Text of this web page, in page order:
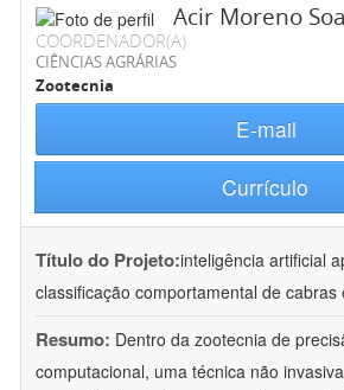
Acir Moreno
COORDENADOR(A)
CIÊNCIAS AGRÁRIAS
Zootecnia
E-mail
Currículo
Título do Projeto:inteligência artificial
classificação comportamental de cabras
Resumo: Dentro da zootecnia de
computacional, uma técnica não